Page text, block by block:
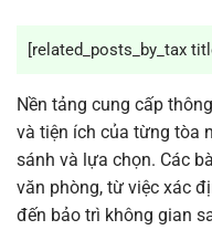
[related_posts_by_tax
Nền tảng cung cấp
và tiện ích của từng tòa
sánh và lựa chọn. Các
văn phòng, từ việc xác
đến bảo trì không gian